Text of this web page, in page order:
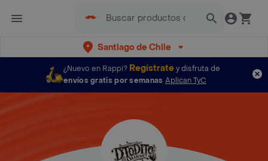
Santiago de Chile
¿Nuevo en Rappi? Regístratey disfruta de
envíos gratis por semanas Aplican TyC